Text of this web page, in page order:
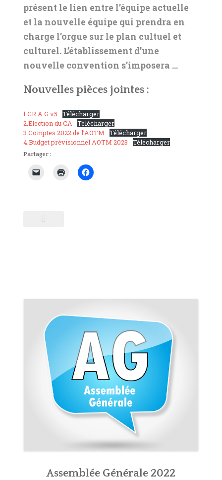
présent le lien entre l’équipe actuelle
et la nouvelle équipe qui prendra en
charge l’orgue sur le plan cultuel et
culturel. L’établissement d’une
nouvelle convention s’imposera …
Nouvelles pièces jointes :
1.CR A.G.v5
Télécharger
2.Election du CA
Télécharger
3.Comptes 2022 de l’AOTM
Télécharger
4.Budget prévisionnel AOTM 2023
Télécharger
Partager :
Assemblée Générale 2022